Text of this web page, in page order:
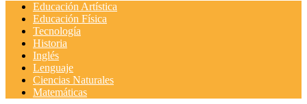
Educación Artística
Educación Física
Tecnología
Historia
Inglés
Lenguaje
Ciencias Naturales
Matemáticas